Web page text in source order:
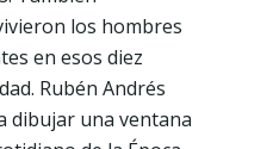
los hombres
en esos diez
Rubén Andrés
dibujar una ventana